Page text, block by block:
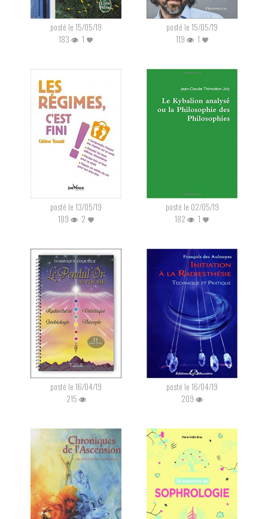
posté le 15/05/19
183
1
posté le 15/05/19
119
1
posté le 13/05/19
189
2
posté le 02/05/19
182
1
posté le 16/04/19
215
posté le 16/04/19
209